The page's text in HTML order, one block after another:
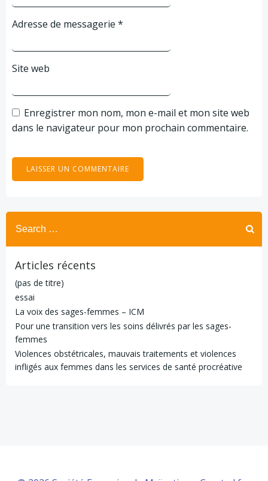
Adresse de messagerie *
Site web
Enregistrer mon nom, mon e-mail et mon site web
dans le navigateur pour mon prochain commentaire.
Search
for:
Articles récents
(pas de titre)
essai
La voix des sages-femmes – ICM
Pour une transition vers les soins délivrés par les sages-
femmes
Violences obstétricales, mauvais traitements et violences
infligés aux femmes dans les services de santé procréative